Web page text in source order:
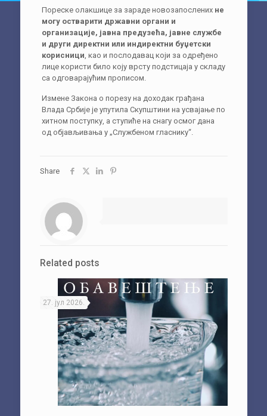
Пореске олакшице за зараде новозапослених не
могу остварити државни органи и
организације, јавна предузећа, јавне службе
и други директни или индиректни буџетски
корисници, као и послодавац који за одређено
лице користи било коју врсту подстицаја у складу
са одговарајућим прописом.
Измене Закона о порезу на доходак грађана
Влада Србије је упутила Скупштини на усвајање по
хитном поступку, а ступиће на снагу осмог дана
од објављивања у „Службеном гласнику“.
Share
Related posts
27. јул 2026.